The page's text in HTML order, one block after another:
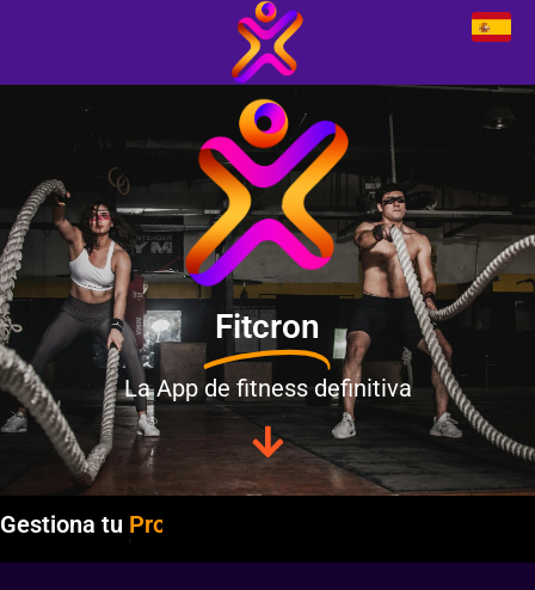
Fitcron
La App de fitness definitiva
Gestiona tu Progreso